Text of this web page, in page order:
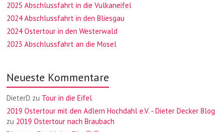
2025 Abschlussfahrt in die Vulkaneifel
2024 Abschlussfahrt in den Bliesgau
2024 Ostertour in den Westerwald
2023 Abschlussfahrt an die Mosel
Neueste Kommentare
DieterD zu Tour in die Eifel
2019 Ostertour mit den Adlern Hochdahl e.V. - Dieter Decker Blog
zu 2019 Ostertour nach Braubach